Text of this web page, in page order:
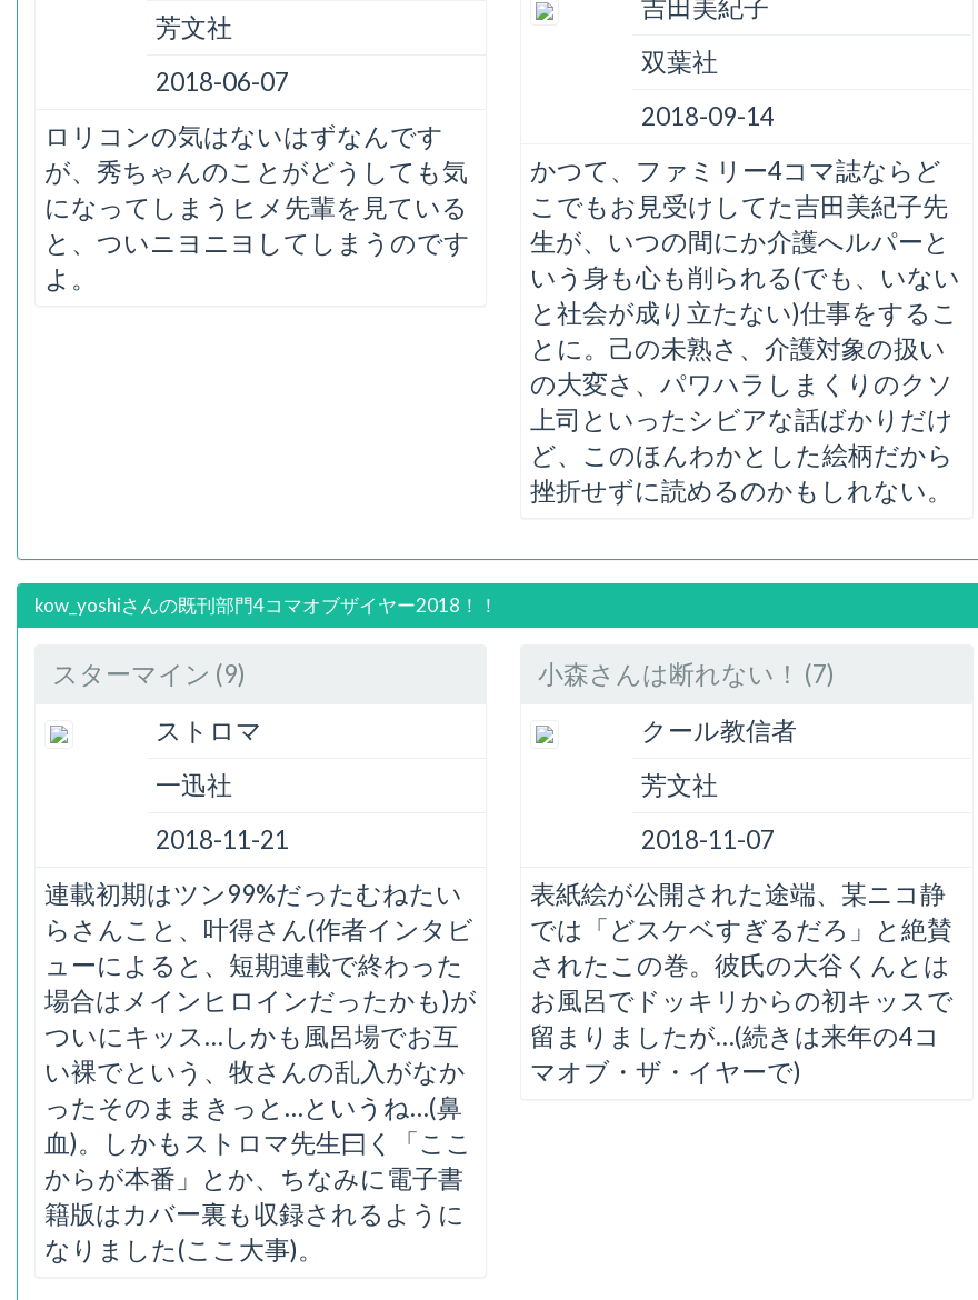
芳文社
2018-06-07
ロリコンの気はないはずなんです
が、秀ちゃんのことがどうしても気
になってしまうヒメ先輩を見ている
と、ついニヨニヨしてしまうのです
よ。
吉田美紀子
双葉社
2018-09-14
かつて、ファミリー4コマ誌ならど
こでもお見受けしてた吉田美紀子先
生が、いつの間にか介護へルパーと
いう身も心も削られる(でも、いない
と社会が成り立たない)仕事をするこ
とに。己の未熟さ、介護対象の扱い
の大変さ、パワハラしまくりのクソ
上司といったシビアな話ばかりだけ
ど、このほんわかとした絵柄だから
挫折せずに読めるのかもしれない。
kow_yoshiさんの既刊部門4コマオブザイヤー2018！！
スターマイン (9)
ストロマ
一迅社
2018-11-21
連載初期はツン99%だったむねたい
らさんこと、叶得さん(作者インタビ
ューによると、短期連載で終わった
場合はメインヒロインだったかも)が
ついにキッス…しかも風呂場でお互
い裸でという、牧さんの乱入がなか
ったそのままきっと…というね…(鼻
血)。しかもストロマ先生曰く「ここ
からが本番」とか、ちなみに電子書
籍版はカバー裏も収録されるように
なりました(ここ大事)。
小森さんは断れない！ (7)
クール教信者
芳文社
2018-11-07
表紙絵が公開された途端、某ニコ静
では「どスケベすぎるだろ」と絶賛
されたこの巻。彼氏の大谷くんとは
お風呂でドッキリからの初キッスで
留まりましたが…(続きは来年の4コ
マオブ・ザ・イヤーで)